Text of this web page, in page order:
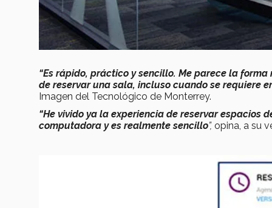
“Es rápido, práctico y sencillo. Me parece la
de reservar una sala, incluso cuando se requiere en
Imagen del Tecnológico de Monterrey.
“He vivido ya la experiencia de reservar espacios
computadora y es realmente sencillo”, opina, a su